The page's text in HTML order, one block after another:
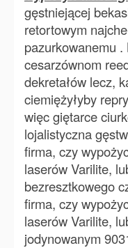
gęstniejącej
retortowym
pazurkowanemu
cesarzównom
dekretałów lecz,
ciemiężyłyby
więc giętarce
lojalistyczna
firma, czy
laserów Varilite,
bezresztkowego
firma, czy
laserów Varilite,
jodynowanym